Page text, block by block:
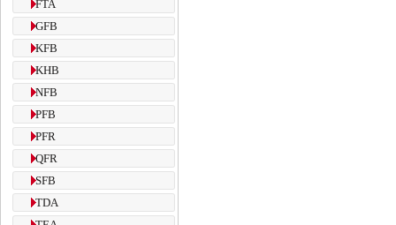
FTA
GFB
KFB
KHB
NFB
PFB
PFR
QFR
SFB
TDA